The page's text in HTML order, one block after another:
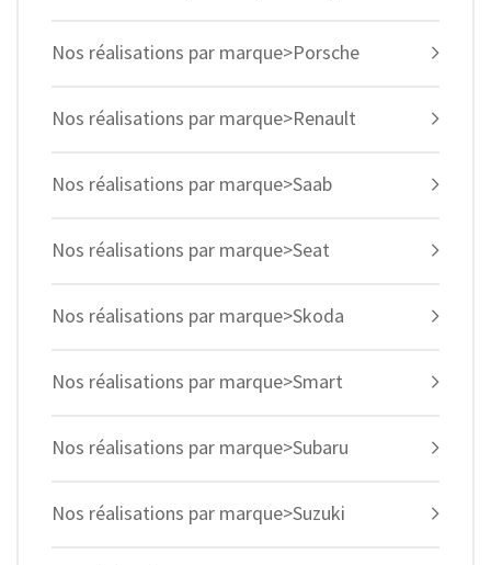
Nos réalisations par marque>Porsche
Nos réalisations par marque>Renault
Nos réalisations par marque>Saab
Nos réalisations par marque>Seat
Nos réalisations par marque>Skoda
Nos réalisations par marque>Smart
Nos réalisations par marque>Subaru
Nos réalisations par marque>Suzuki